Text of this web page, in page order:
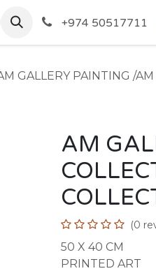
+974 50517711
GALLERY PAINTING /
AM
(0
50 X 40 CM
PRINTED ART